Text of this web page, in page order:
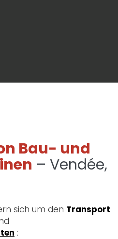
Bau- und
– Vendée,
sich um den Transport
: